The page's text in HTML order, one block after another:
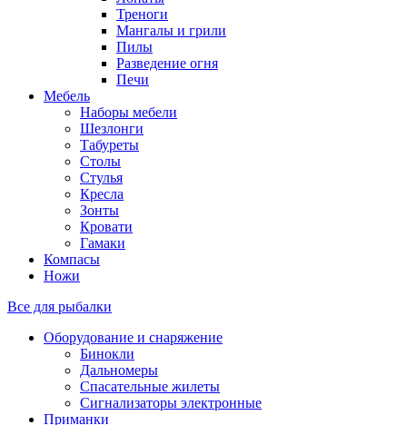
Треноги
Мангалы и грили
Пилы
Разведение огня
Печи
Мебель
Наборы мебели
Шезлонги
Табуреты
Столы
Стулья
Кресла
Зонты
Кровати
Гамаки
Компасы
Ножи
Все для рыбалки
Оборудование и снаряжение
Бинокли
Дальномеры
Спасательные жилеты
Сигнализаторы электронные
Приманки